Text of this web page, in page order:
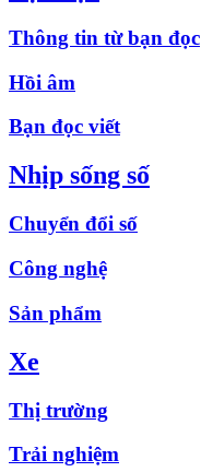
Thông tin từ bạn đọc
Hồi âm
Bạn đọc viết
Nhịp sống số
Chuyển đổi số
Công nghệ
Sản phẩm
Xe
Thị trường
Trải nghiệm